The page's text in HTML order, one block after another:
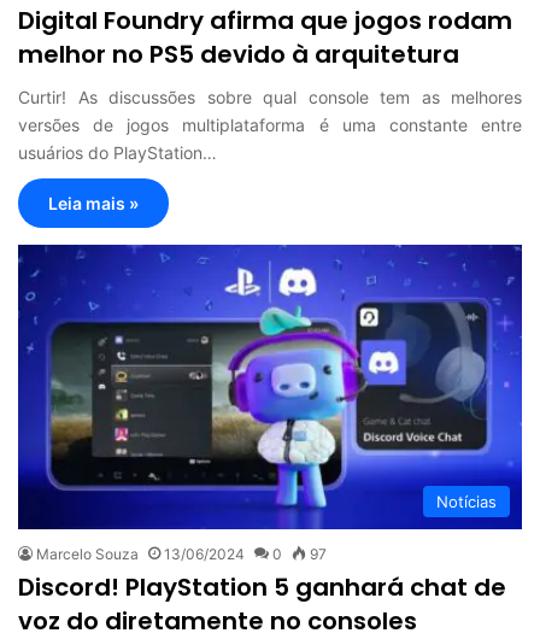
Digital Foundry afirma que jogos rodam
melhor no PS5 devido à arquitetura
Curtir! As discussões sobre qual console tem as melhores
versões de jogos multiplataforma é uma constante entre
usuários do PlayStation…
Leia mais »
Notícias
Marcelo Souza 13/06/2024 0 97
Discord! PlayStation 5 ganhará chat de
voz do diretamente no consoles